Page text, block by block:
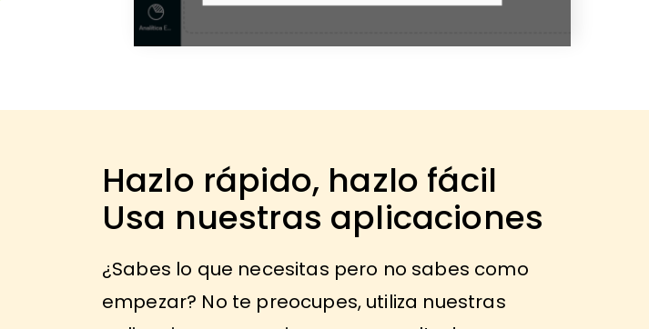
Hazlo rápido, hazlo fácil
Usa nuestras aplicaciones
¿Sabes lo que necesitas pero no sabes como
empezar? No te preocupes, utiliza nuestras